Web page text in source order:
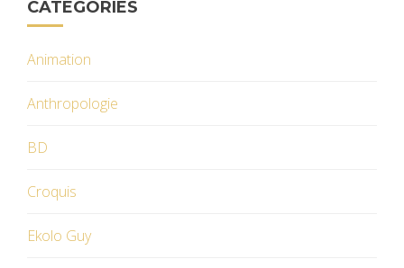
CATÉGORIES
Animation
Anthropologie
BD
Croquis
Ekolo Guy